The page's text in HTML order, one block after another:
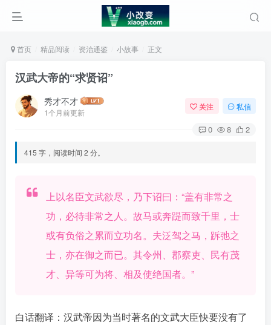
首页 精品阅读 资治通鉴 小故事 正文
汉武大帝的“求贤诏”
秀才不才
1个月前更新
关注 私信
0 8 2
415 字，阅读时间 2 分。
上以名臣文武欲尽，乃下诏曰：“盖有非常之
功，必待非常之人。故马或奔踶而致千里，士
或有负俗之累而立功名。夫泛驾之马，跅弛之
士，亦在御之而已。其令州、郡察吏、民有茂
才、异等可为将、相及使绝国者。”󠄹󠅀󠄪󠄢󠄡󠄦󠄞󠄧󠄣󠄞󠄢󠄡󠄦󠄞󠄢󠄤󠅬󠅅󠅃󠄵󠅂󠄪󠅗󠅥󠅕󠅣󠅤󠅬󠅄󠄹󠄽󠄵󠄪󠄢󠄠󠄢󠄦󠄝󠄠󠄨󠄝󠄠󠄦󠄐󠄡󠄩󠄪󠄡󠄡󠄪󠄢󠄠󠅬󠅨󠅙󠅑󠅟󠅗󠅒󠄞󠅓󠅟󠅝󠄐󠇕󠆠󠅿󠇖󠆄󠆩󠇕󠅿󠆈󠇗󠆭󠆁󠄐󠇗󠅹󠅸󠇖󠆍󠅳󠇖󠅹󠅰󠇖󠆌󠅹
白话翻译：汉武帝因为当时著名的文武大臣快要没有了